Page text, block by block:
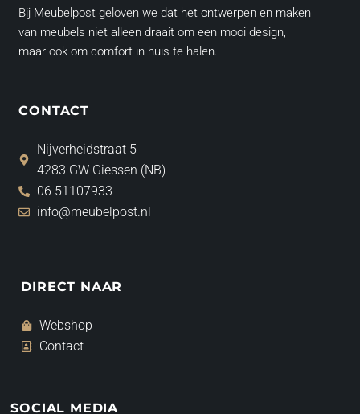
Bij Meubelpost geloven we dat het ontwerpen en maken
van meubels niet alleen draait om een mooi design,
maar ook om comfort in huis te halen.
CONTACT
Nijverheidstraat 5
4283 GW Giessen (NB)
06 51107933
info@meubelpost.nl
DIRECT NAAR
Webshop
Contact
SOCIAL MEDIA